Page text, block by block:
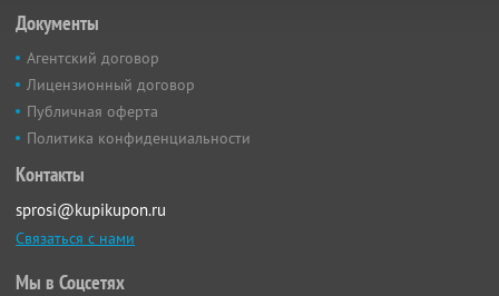
Документы
Агентский договор
Лицензионный договор
Публичная оферта
Политика конфиденциальности
Контакты
sprosi@kupikupon.ru
Связаться с нами
Мы в Соцсетях